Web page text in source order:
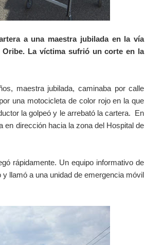
a una maestra jubilada en la vía
La víctima sufrió un corte en la
maestra jubilada, caminaba por calle
una motocicleta de color rojoen la que
lagolpeó y le arrebató la cartera. En
en dirección hacia la zona del Hospital de
rápidamente. Un equipo informativo de
llamó a una unidad de emergencia móvil